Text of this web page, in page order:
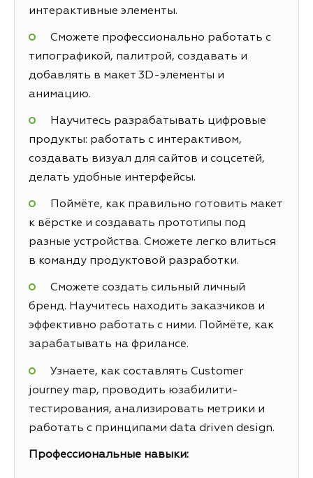
интерактивные элементы.
Сможете профессионально работать с
типографикой, палитрой, создавать и
добавлять в макет 3D-элементы и
анимацию.
Научитесь разрабатывать цифровые
продукты: работать с интерактивом,
создавать визуал для сайтов и соцсетей,
делать удобные интерфейсы.
Поймёте, как правильно готовить макет
к вёрстке и создавать прототипы под
разные устройства. Сможете легко влиться
в команду продуктовой разработки.
Сможете создать сильный личный
бренд. Научитесь находить заказчиков и
эффективно работать с ними. Поймёте, как
зарабатывать на фрилансе.
Узнаете, как составлять Customer
journey map, проводить юзабилити-
тестирования, анализировать метрики и
работать с принципами data driven design.
Профессиональные навыки: